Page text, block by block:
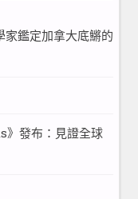
鑑定加拿大底鱂的
發布：見證全球